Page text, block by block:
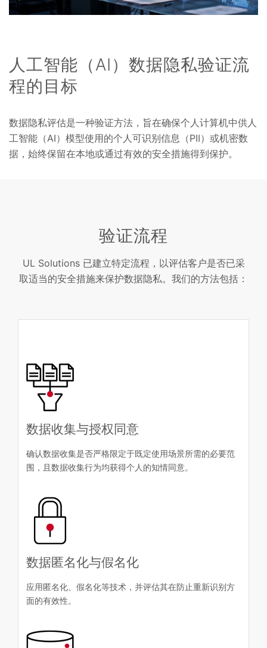
人工智能（AI）数据隐私验证流
程的目标
数据隐私评估是一种验证方法，旨在确保个人计算机中供人
工智能（AI）模型使用的个人可识别信息（PII）或机密数
据，始终保留在本地或通过有效的安全措施得到保护。
验证流程
UL Solutions 已建立特定流程，以评估客户是否已采
取适当的安全措施来保护数据隐私。我们的方法包括：
数据收集与授权同意
确认数据收集是否严格限定于既定使用场景所需的必要范
围，且数据收集行为均获得个人的知情同意。
数据匿名化与假名化
应用匿名化、假名化等技术，并评估其在防止重新识别方
面的有效性。